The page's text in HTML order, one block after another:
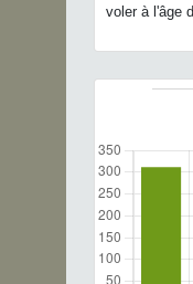
voler à l'âge